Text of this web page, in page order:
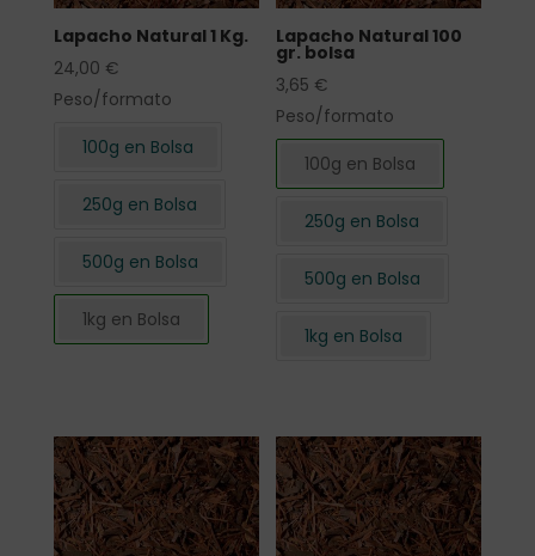
Lapacho Natural 1 Kg.
24,00 €
Peso/formato
100g en Bolsa
250g en Bolsa
500g en Bolsa
1kg en Bolsa
Lapacho Natural 100
gr. bolsa
3,65 €
Peso/formato
100g en Bolsa
250g en Bolsa
500g en Bolsa
1kg en Bolsa